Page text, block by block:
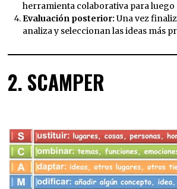
herramienta colaborativa para luego
Evaluación posterior: Una vez
analiza y seleccionan las ideas más
2. SCAMPER